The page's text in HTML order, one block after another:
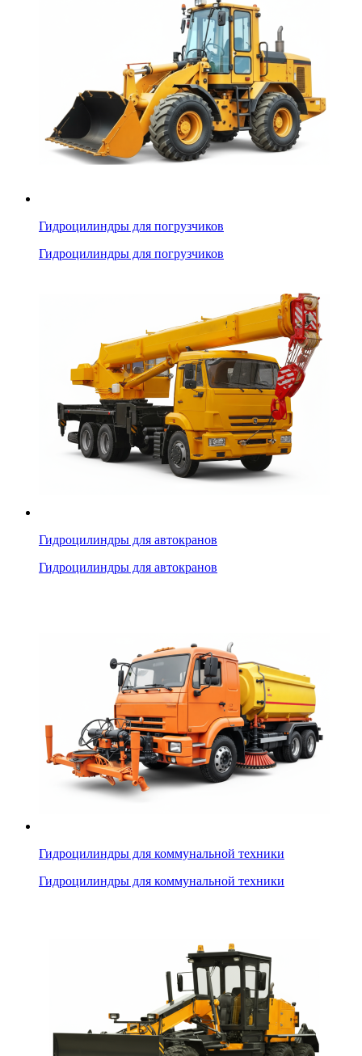
Гидроцилиндры для погрузчиков
Гидроцилиндры для погрузчиков
Гидроцилиндры для автокранов
Гидроцилиндры для автокранов
Гидроцилиндры для коммунальной техники
Гидроцилиндры для коммунальной техники